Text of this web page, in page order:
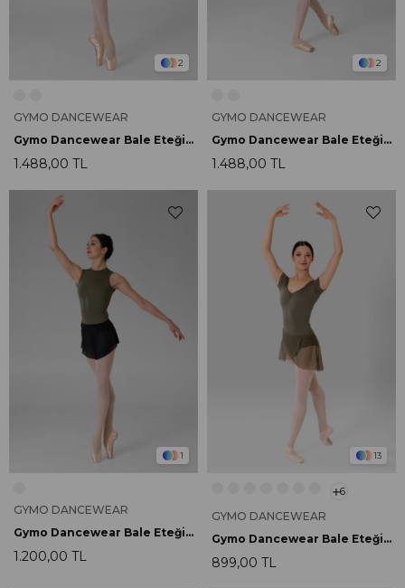
2
GYMO DANCEWEAR
Gymo Dancewear Bale Eteği Gradient Mavi
1.488,00 TL
2
GYMO DANCEWEAR
Gymo Dancewear Bale Eteği Gradient Yeşil
1.488,00 TL
1
GYMO DANCEWEAR
Gymo Dancewear Bale Eteği İris Siyah
1.200,00 TL
13
6
GYMO DANCEWEAR
Gymo Dancewear Bale Eteği Lily Army
899,00 TL